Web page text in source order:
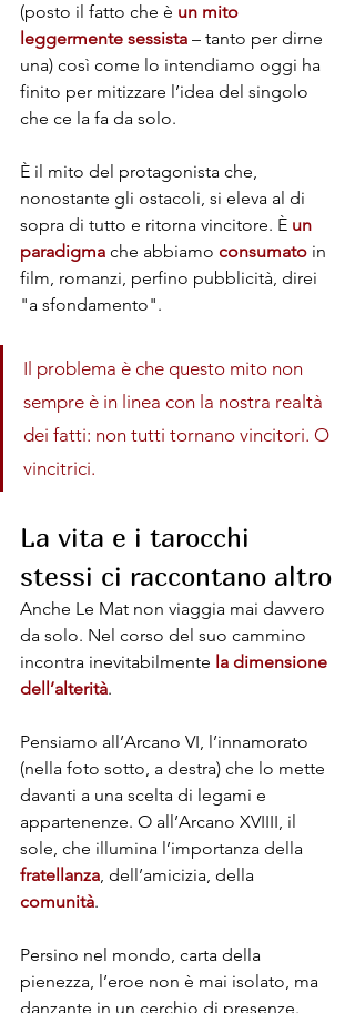
(posto il fatto che è un mito
leggermente sessista – tanto per dirne
una) così come lo intendiamo oggi ha
finito per mitizzare l’idea del singolo
che ce la fa da solo.
È il mito del protagonista che,
nonostante gli ostacoli, si eleva al di
sopra di tutto e ritorna vincitore. È un
paradigma che abbiamo consumato in
film, romanzi, perfino pubblicità, direi
"a sfondamento".
Il problema è che questo mito non
sempre è in linea con la nostra realtà
dei fatti: non tutti tornano vincitori. O
vincitrici.
La vita e i tarocchi
stessi ci raccontano altro
Anche Le Mat non viaggia mai davvero
da solo. Nel corso del suo cammino
incontra inevitabilmente la dimensione
dell’alterità.
Pensiamo all’Arcano VI, l’innamorato
(nella foto sotto, a destra) che lo mette
davanti a una scelta di legami e
appartenenze. O all’Arcano XVIIII, il
sole, che illumina l’importanza della
fratellanza, dell’amicizia, della
comunità.
Persino nel mondo, carta della
pienezza, l’eroe non è mai isolato, ma
danzante in un cerchio di presenze.